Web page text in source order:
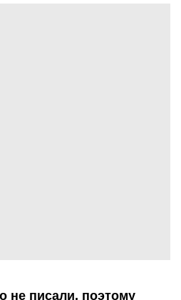
не писали, поэтому